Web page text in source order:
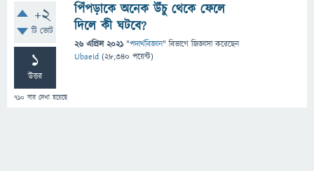
+2
টি ভোট
1
উত্তর
710 বার দেখা হয়েছে
পিঁপড়াকে অনেক উঁচু থেকে ফেলে
দিলে কী ঘটবে?
26 এপ্রিল 2021 "পদার্থবিজ্ঞান" বিভাগে জিজ্ঞাসাকরেছেন
Ubaeid (28,340 পয়েন্ট)